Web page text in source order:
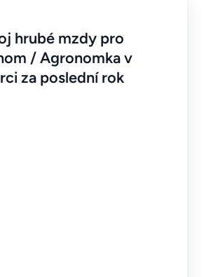
hrubé mzdy pro
/ Agronomka v
za poslední rok